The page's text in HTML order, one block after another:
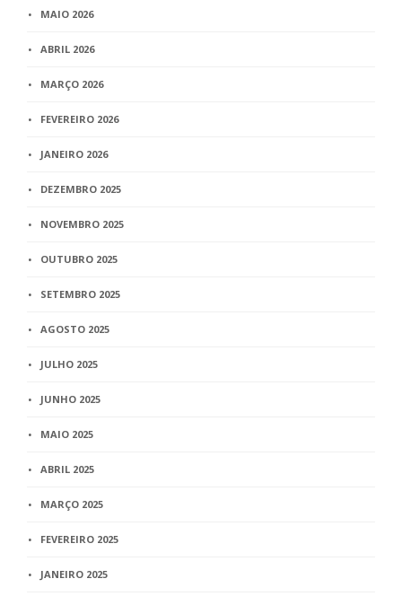
MAIO 2026
ABRIL 2026
MARÇO 2026
FEVEREIRO 2026
JANEIRO 2026
DEZEMBRO 2025
NOVEMBRO 2025
OUTUBRO 2025
SETEMBRO 2025
AGOSTO 2025
JULHO 2025
JUNHO 2025
MAIO 2025
ABRIL 2025
MARÇO 2025
FEVEREIRO 2025
JANEIRO 2025